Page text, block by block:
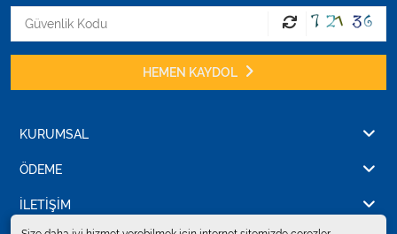
HEMEN KAYDOL
KURUMSAL
ÖDEME
İLETİŞİM